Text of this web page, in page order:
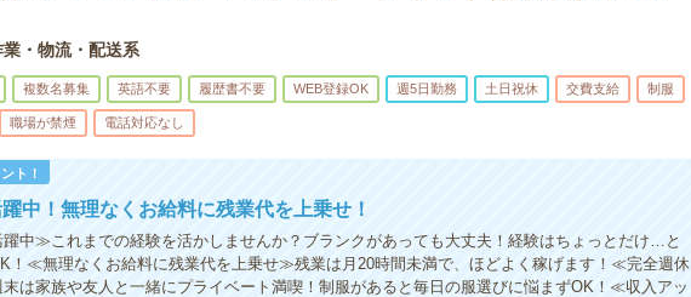
業・物流・配送系
複数名募集 英語不要 履歴書不要 WEB登録OK 週5日勤務 土日祝休 交費支給 制服
職場が禁煙 電話対応なし
ト！
中！無理なくお給料に残業代を上乗せ！
中≫これまでの経験を活かしませんか？ブランクがあっても大丈夫！経験はちょっとだけ…と
！≪無理なくお給料に残業代を上乗せ≫残業は月20時間未満で、ほどよく稼げます！≪完全週休
は家族や友人と一緒にプライベート満喫！制服があると毎日の服選びに悩まずOK！≪収入アッ